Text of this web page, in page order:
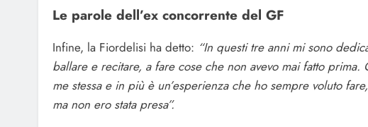
Le parole dell’ex concorrente del GF
Infine, la Fiordelisi ha detto: “In questi tre anni mi sono
ballare e recitare, a fare cose che non avevo mai fatto
me stessa e in più è un’esperienza che ho sempre voluto
ma non ero stata presa”.